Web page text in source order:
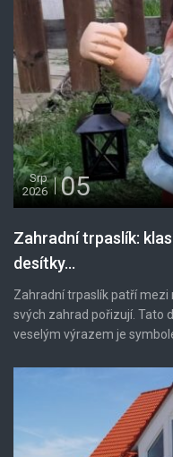
Srp
2026
05
Zahradní trpaslík:
desítky...
Zahradní trpaslík patří mezi
svých zahrad pořizují. Tato
veselým výrazem je